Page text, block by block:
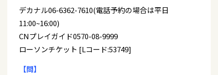
デカナル06-6362-7610(電話予約の場合は平日
11:00~16:00)
CNプレイガイド0570-08-9999
ローソンチケット [Lコード:53749]
【問】